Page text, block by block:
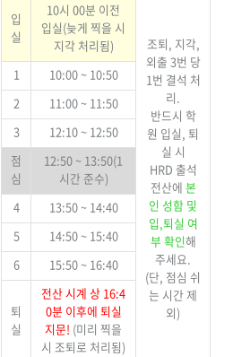
입
실
10시 00분 이전
입실(늦게 찍을 시
지각 처리됨)
조퇴, 지각,
외출 3번 당
1번 결석 처
리.
반드시 학
원 입실, 퇴
실 시
HRD 출석
전산에 본
인 성함 및
입,퇴실 여
부 확인해
주세요.
(단, 점심 쉬
는 시간 제
외)
1
10:00 ~ 10:50
2
11:00 ~ 11:50
3
12:10 ~ 12:50
점
심
12:50 ~ 13:50(1
시간 준수)
4
13:50 ~ 14:40
5
14:50 ~ 15:40
6
15:50 ~ 16:40
퇴
실
전산 시계 상 16:4
0분 이후에 퇴실
지문! (미리 찍을
시 조퇴로 처리됨)